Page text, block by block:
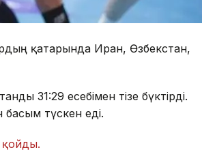
қатарында Иран, Өзбекстан,
31:29 есебімен тізе бүктірді.
түскен еді.
қойды.